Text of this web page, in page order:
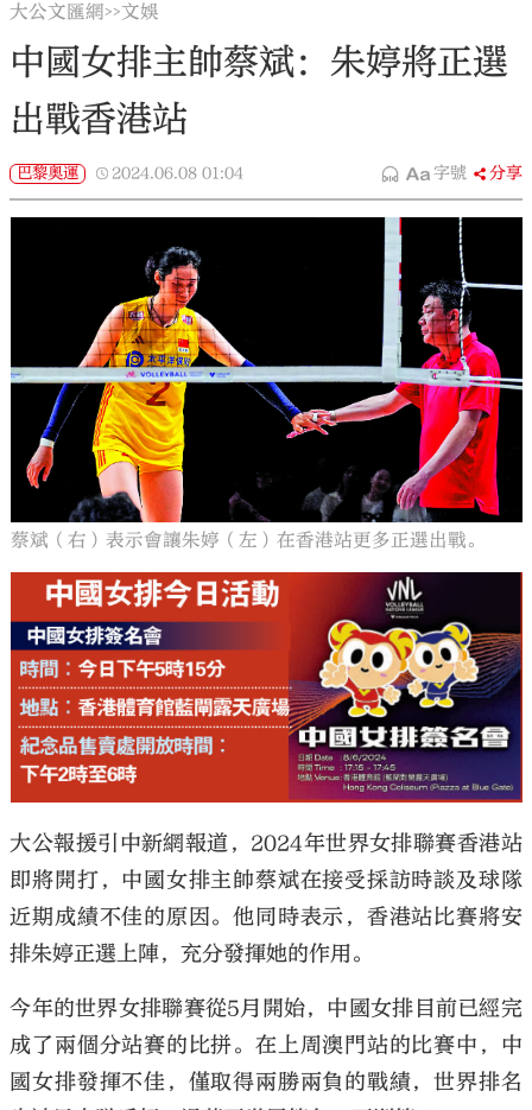
大公文匯網>>文娛
中國女排主帥蔡斌：朱婷將正選
出戰香港站
巴黎奧運 2024.06.08 01:04 字號 分享
蔡斌（右）表示會讓朱婷（左）在香港站更多正選出戰。
大公報援引中新網報道，2024年世界女排聯賽香港站
即將開打，中國女排主帥蔡斌在接受採訪時談及球隊
近期成績不佳的原因。他同時表示，香港站比賽將安
排朱婷正選上陣，充分發揮她的作用。
今年的世界女排聯賽從5月開始，中國女排目前已經完
成了兩個分站賽的比拼。在上周澳門站的比賽中，中
國女排發揮不佳，僅取得兩勝兩負的戰績，世界排名